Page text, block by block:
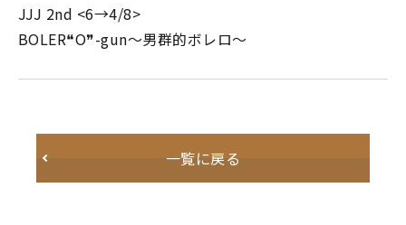
JJJ 2nd <6→4/8>
BOLER❝O❞-gun～男群的ボレロ～
一覧に戻る